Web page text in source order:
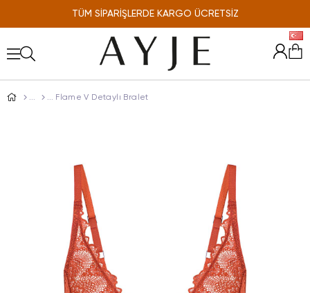
TÜM SİPARİŞLERDE KARGO ÜCRETSİZ
Flame V Detaylı Bralet